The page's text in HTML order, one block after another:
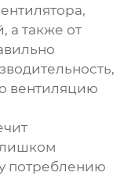
а также от
вентиляцию
потреблению